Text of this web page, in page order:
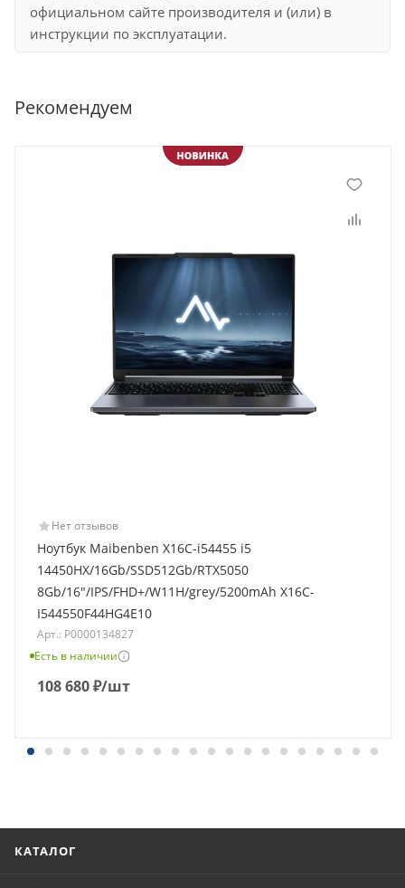
официальном сайте производителя и (или) в
инструкции по эксплуатации.
Рекомендуем
Нет отзывов
Ноутбук Maibenben X16C-i54455 i5
14450HX/16Gb/SSD512Gb/RTX5050
8Gb/16"/IPS/FHD+/W11H/grey/5200mAh X16C-
I544550F44HG4E10
Арт.: Р0000134827
Есть в наличии
108 680₽/шт
КАТАЛОГ